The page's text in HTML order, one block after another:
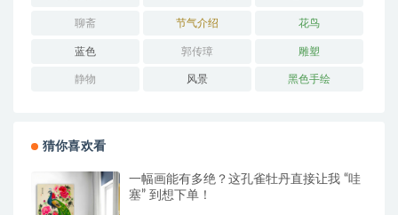
聊斋 节气介绍 花鸟
蓝色 郭传璋 雕塑
静物 风景 黑色手绘
猜你喜欢看
一幅画能有多绝？这孔雀牡丹直接让我 “哇
塞” 到想下单！